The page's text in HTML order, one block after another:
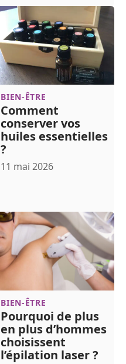
BIEN-ÊTRE
Comment
conserver vos
huiles essentielles
?
11 mai 2026
BIEN-ÊTRE
Pourquoi de plus
en plus d’hommes
choisissent
l’épilation laser ?